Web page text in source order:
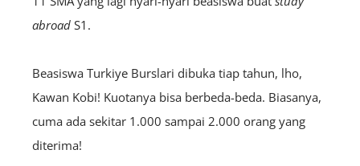
abroad S1.
Beasiswa Turkiye Burslari dibuka tiap tahun, lho,
Kawan Kobi! Kuotanya bisa berbeda-beda. Biasanya,
cuma ada sekitar 1.000 sampai 2.000 orang yang
diterima!